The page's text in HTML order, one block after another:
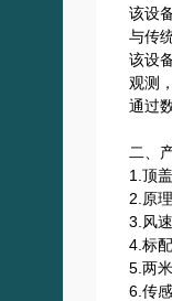
该设
与传
该设
观测
通过
二、
1.顶
2.原
3.风
4.标
5.两
6.传